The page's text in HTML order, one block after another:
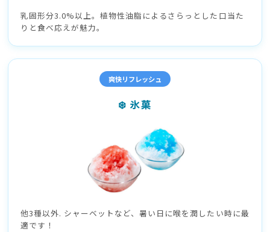
乳固形分3.0%以上。植物性油脂によるさらっとした口当た
りと食べ応えが魅力。
爽快リフレッシュ
❄️ 氷菓
他3種以外. シャーベットなど、暑い日に喉を潤したい時に最
適です！